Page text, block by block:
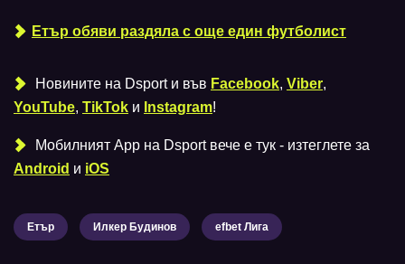
Етър обяви раздяла с още един футболист
Новините на Dsport и във Facebook, Viber,
YouTube, TikTok и Instagram!
Мобилният Аpp на Dsport вече е тук - изтеглете за
Android и iOS
Етър Илкер Будинов efbet Лига